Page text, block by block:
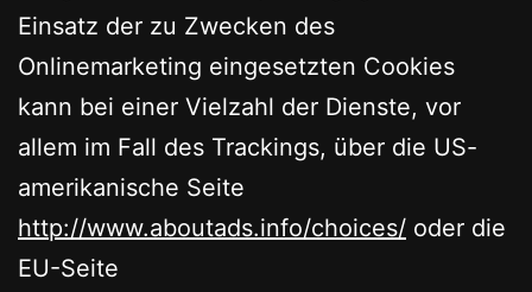
Einsatz der zu Zwecken des
Onlinemarketing eingesetzten Cookies
kann bei einer Vielzahl der Dienste, vor
allem im Fall des Trackings, über die US-
amerikanische Seite
http://www.aboutads.info/choices/ oder die
EU-Seite